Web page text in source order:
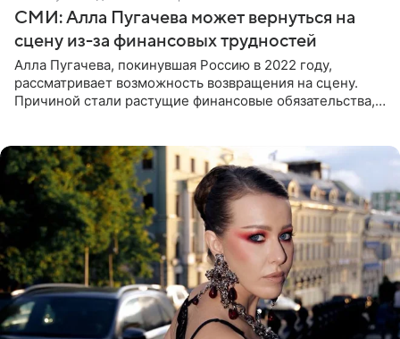
СМИ: Алла Пугачева может вернуться на
сцену из-за финансовых трудностей
Алла Пугачева, покинувшая Россию в 2022 году,
рассматривает возможность возвращения на сцену.
Причиной стали растущие финансовые обязательства,